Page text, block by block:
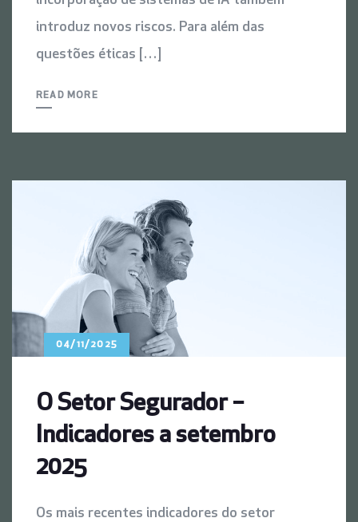
introduz novos riscos. Para além das
questões éticas […]
READ MORE
04/11/2025
O Setor Segurador –
Indicadores a setembro
2025
Os mais recentes indicadores do setor